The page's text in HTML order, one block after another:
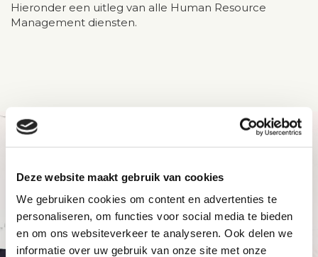
Deze website maakt gebruik van cookies
We gebruiken cookies om content en advertenties te
personaliseren, om functies voor social media te bieden
en om ons websiteverkeer te analyseren. Ook delen we
informatie over uw gebruik van onze site met onze
Hieronder een uitleg van alle Human Resource
Management diensten.